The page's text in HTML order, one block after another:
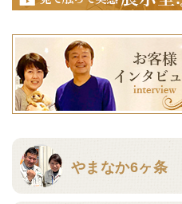
やまなか6ヶ条